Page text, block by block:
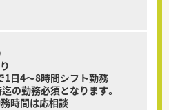
日4～8時間シフト勤務
の勤務必須となります。
時間は応相談